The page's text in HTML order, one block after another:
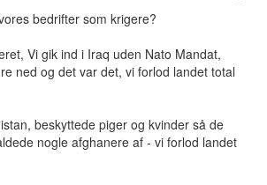
bedrifter som krigere?
Vi gik ind i Iraq uden Nato Mandat,
ned og det var det, vi forlod landet total
beskyttede piger og kvinder så de
nogle afghanere af - vi forlod landet